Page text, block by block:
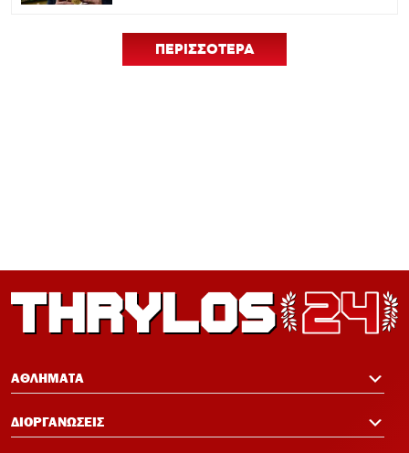
ΠΕΡΙΣΣΟΤΕΡΑ
ΑΘΛΗΜΑΤΑ
ΔΙΟΡΓΑΝΩΣΕΙΣ